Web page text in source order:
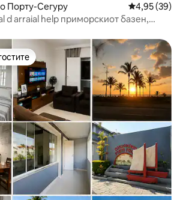
Порту-Сегуру Просечна
4,95 (39)
d arraial help приморскиот базен,
„Омилени на гостите“